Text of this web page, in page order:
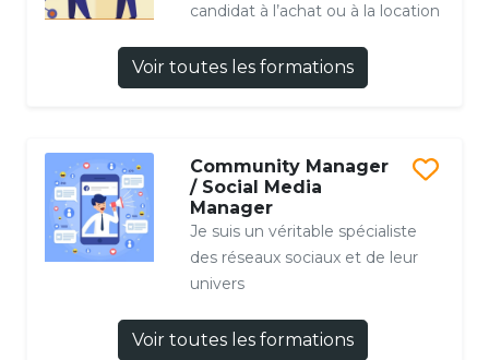
candidat à l’achat ou à la location
Voir toutes les formations
Community Manager
/ Social Media
Manager
Je suis un véritable spécialiste
des réseaux sociaux et de leur
univers
Voir toutes les formations